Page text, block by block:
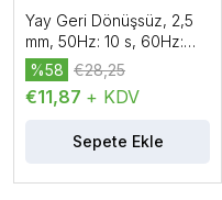
Yay Geri Dönüşsüz, 2,5
mm, 50Hz: 10 s, 60Hz:
8,3 s
€11,87 + KDV
%58 €28,25
Sepete Ekle